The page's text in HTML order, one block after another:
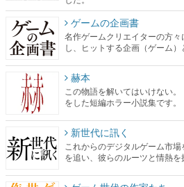
ゲームの企画書
名作ゲームクリエイターの方
し、ヒットする企画（ゲーム）
赫本
この物語を解いてはいけない
をした短編ホラー小説集です。
新世代に訊く
これからのデジタルゲーム市
を追い、彼らのルーツと情熱を